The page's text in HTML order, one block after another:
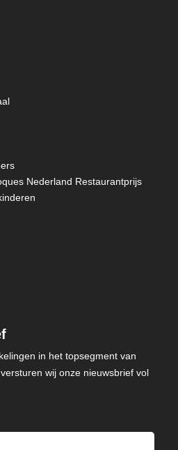
Nederland Restaurantprijs
in het topsegment van
wij onze nieuwsbrief vol